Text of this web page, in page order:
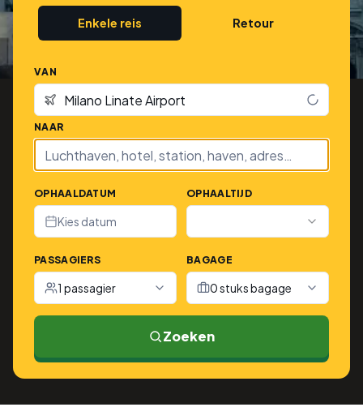
Enkele reis Retour
VAN
NAAR
OPHAALDATUM
Kies datum
OPHAALTIJD
PASSAGIERS
1 passagier
BAGAGE
0 stuks bagage
Zoeken